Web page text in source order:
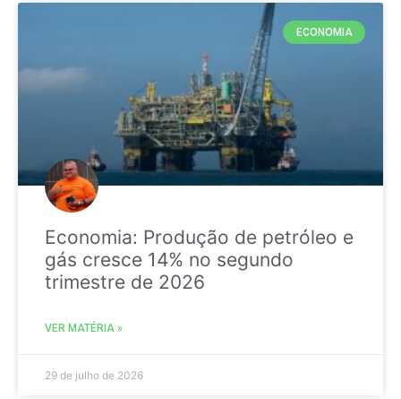
ECONOMIA
Economia: Produção de petróleo e
gás cresce 14% no segundo
trimestre de 2026
VER MATÉRIA »
29 de julho de 2026